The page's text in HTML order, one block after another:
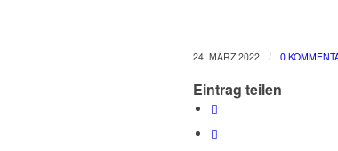
24. MÄRZ 2022 / 0
Eintrag teilen